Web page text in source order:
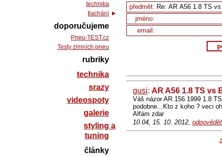
předmět:
jméno:
email:
gusi: AR A56 1.8 TS vs
Váš názor AR 156 1999 1.8
podobne...Kto z koho ? veci
Alfám zdar
10.04, 15. 10. 2012, odpovědět
technika
tlachání
doporučujeme
Pneu-TEST.cz
Testy zimních pneu
rubriky
technika
srazy
videospoty
galerie
styling a
tuning
články